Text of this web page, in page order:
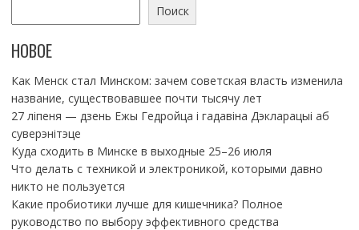
Поиск
НОВОЕ
Как Менск стал Минском: зачем советская власть изменила
название, существовавшее почти тысячу лет
27 ліпеня — дзень Ежы Гедройца і гадавіна Дэкларацыі аб
суверэнітэце
Куда сходить в Минске в выходные 25–26 июля
Что делать с техникой и электроникой, которыми давно
никто не пользуется
Какие пробиотики лучше для кишечника? Полное
руководство по выбору эффективного средства